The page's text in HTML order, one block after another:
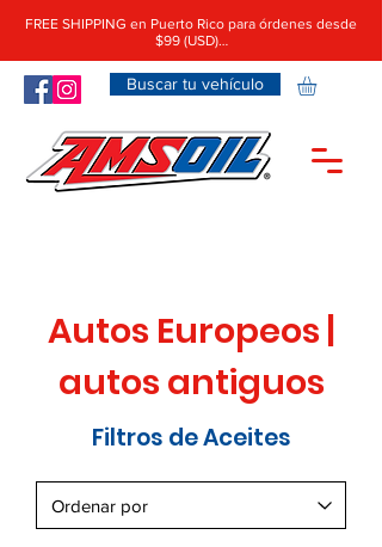
Buscar tu vehículo
FREE SHIPPING en Puerto Rico para órdenes desde
$99 (USD)…
Autos Europeos |
autos antiguos
Filtros de Aceites